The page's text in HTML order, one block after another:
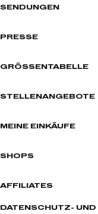
SENDUNGEN
PRESSE
GRÖSSENTABELLE
STELLENANGEBOTE
MEINE EINKÄUFE
SHOPS
AFFILIATES
DATENSCHUTZ-